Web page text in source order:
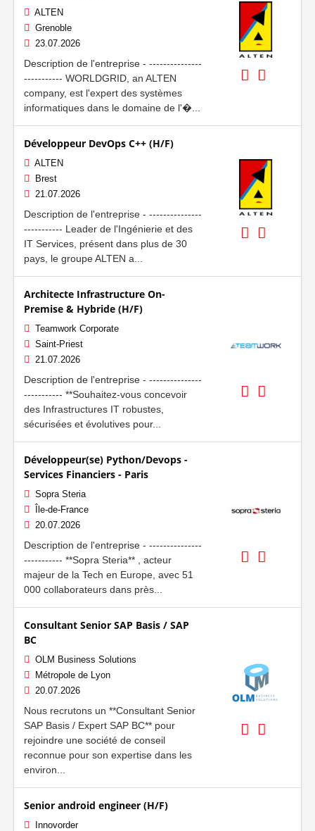
ALTEN
Grenoble
23.07.2026
Description de l'entreprise - ---------------
----------- WORLDGRID, an ALTEN
company, est l'expert des systèmes
informatiques dans le domaine de l'�...
Développeur DevOps C++ (H/F)
ALTEN
Brest
21.07.2026
Description de l'entreprise - ---------------
----------- Leader de l'Ingénierie et des
IT Services, présent dans plus de 30
pays, le groupe ALTEN a...
Architecte Infrastructure On-
Premise & Hybride (H/F)
Teamwork Corporate
Saint-Priest
21.07.2026
Description de l'entreprise - ---------------
----------- **Souhaitez-vous concevoir
des Infrastructures IT robustes,
sécurisées et évolutives pour...
Développeur(se) Python/Devops -
Services Financiers - Paris
Sopra Steria
Île-de-France
20.07.2026
Description de l'entreprise - ---------------
----------- **Sopra Steria** , acteur
majeur de la Tech en Europe, avec 51
000 collaborateurs dans près...
Consultant Senior SAP Basis / SAP
BC
OLM Business Solutions
Métropole de Lyon
20.07.2026
Nous recrutons un **Consultant Senior
SAP Basis / Expert SAP BC** pour
rejoindre une société de conseil
reconnue pour son expertise dans les
environ...
Senior android engineer (H/F)
Innovorder